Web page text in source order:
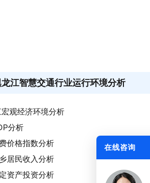
江智慧交通行业运行环境分析
观经济环境分析
分析
价格指数分析
居民收入分析
资产投资分析
在线咨询